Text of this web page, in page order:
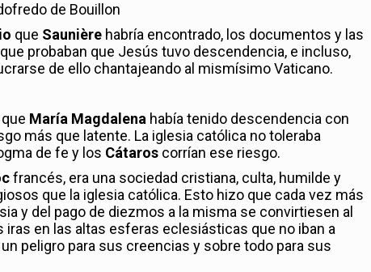
de Bouillon
que Saunière habría encontrado, los documentos y las
probaban que Jesús tuvo descendencia, e incluso,
de ello chantajeando al mismísimo Vaticano.
María Magdalena había tenido descendencia con
más que latente. La iglesia católica no toleraba
de fe y los Cátaros corrían ese riesgo.
francés, era una sociedad cristiana, culta, humilde y
que la iglesia católica. Esto hizo que cada vez más
y del pago de diezmos a la misma se convirtiesen al
en las altas esferas eclesiásticas que no iban a
peligro para sus creencias y sobre todo para sus